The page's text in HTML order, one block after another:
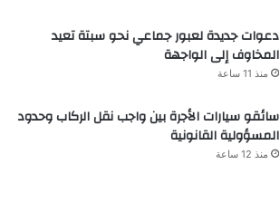
دعوات جديدة لعبور جماعي نحو سبتة تعيد
المخاوف إلى الواجهة
منذ 11 ساعة
سائقو سيارات الأجرة بين واجب نقل الركاب وحدود
المسؤولية القانونية
منذ 12 ساعة